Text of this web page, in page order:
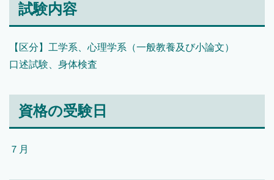
試験内容
【区分】工学系、心理学系（一般教養及び小論文）
口述試験、身体検査
資格の受験日
７月